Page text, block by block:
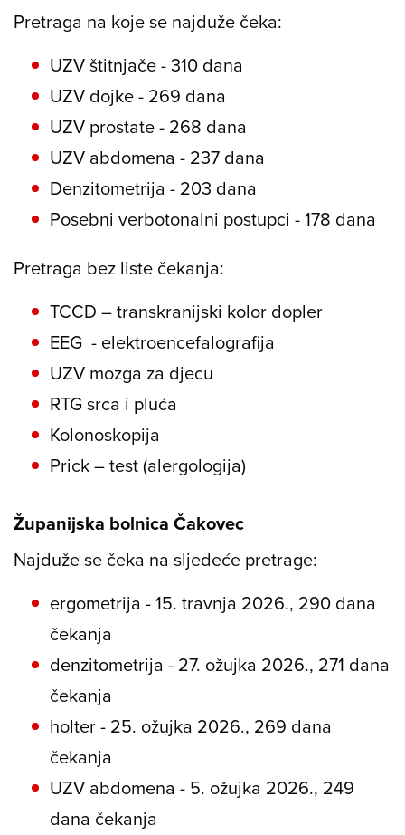
Pretraga na koje se najduže čeka:
UZV štitnjače - 310 dana
UZV dojke - 269 dana
UZV prostate - 268 dana
UZV abdomena - 237 dana
Denzitometrija - 203 dana
Posebni verbotonalni postupci - 178 dana
Pretraga bez liste čekanja:
TCCD – transkranijski kolor dopler
EEG - elektroencefalografija
UZV mozga za djecu
RTG srca i pluća
Kolonoskopija
Prick – test (alergologija)
Županijska bolnica Čakovec
Najduže se čeka na sljedeće pretrage:
ergometrija - 15. travnja 2026., 290 dana
čekanja
denzitometrija - 27. ožujka 2026., 271 dana
čekanja
holter - 25. ožujka 2026., 269 dana
čekanja
UZV abdomena - 5. ožujka 2026., 249
dana čekanja